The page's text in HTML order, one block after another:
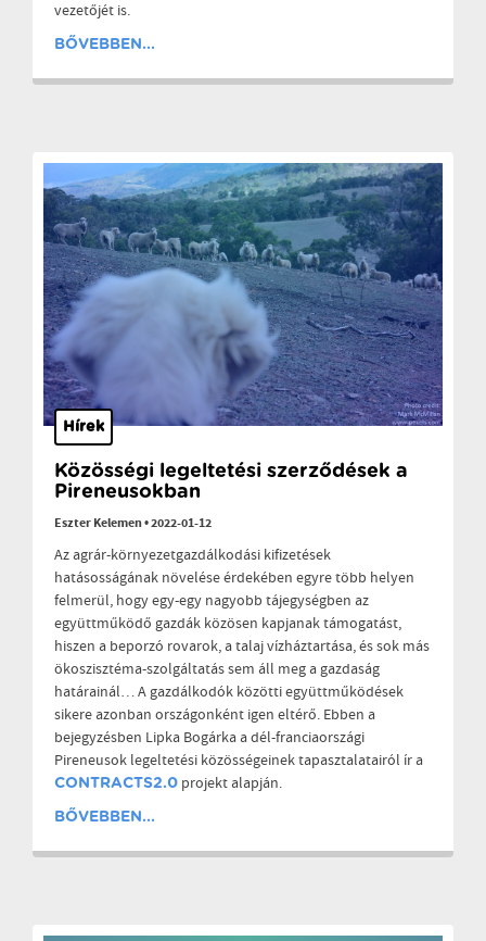
vezetőjét is.
BŐVEBBEN...
Hírek
Közösségi legeltetési szerződések a
Pireneusokban
Eszter Kelemen•2022-01-12
Az agrár-környezetgazdálkodási kifizetések
hatásosságának növelése érdekében egyre több helyen
felmerül, hogy egy-egy nagyobb tájegységben az
együttműködő gazdák közösen kapjanak támogatást,
hiszen a beporzó rovarok, a talaj vízháztartása, és sok más
ökoszisztéma-szolgáltatás sem áll meg a gazdaság
határainál… A gazdálkodók közötti együttműködések
sikere azonban országonként igen eltérő. Ebben a
bejegyzésben Lipka Bogárka a dél-franciaországi
Pireneusok legeltetési közösségeinek tapasztalatairól ír a
CONTRACTS2.0 projekt alapján.
BŐVEBBEN...